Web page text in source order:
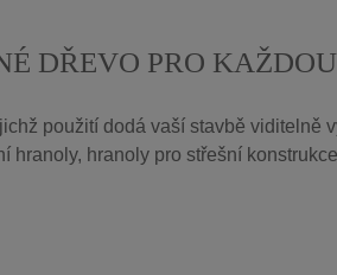
DŘEVO PRO
použití dodá vaší stavbě viditelně
hranoly, hranoly pro střešní